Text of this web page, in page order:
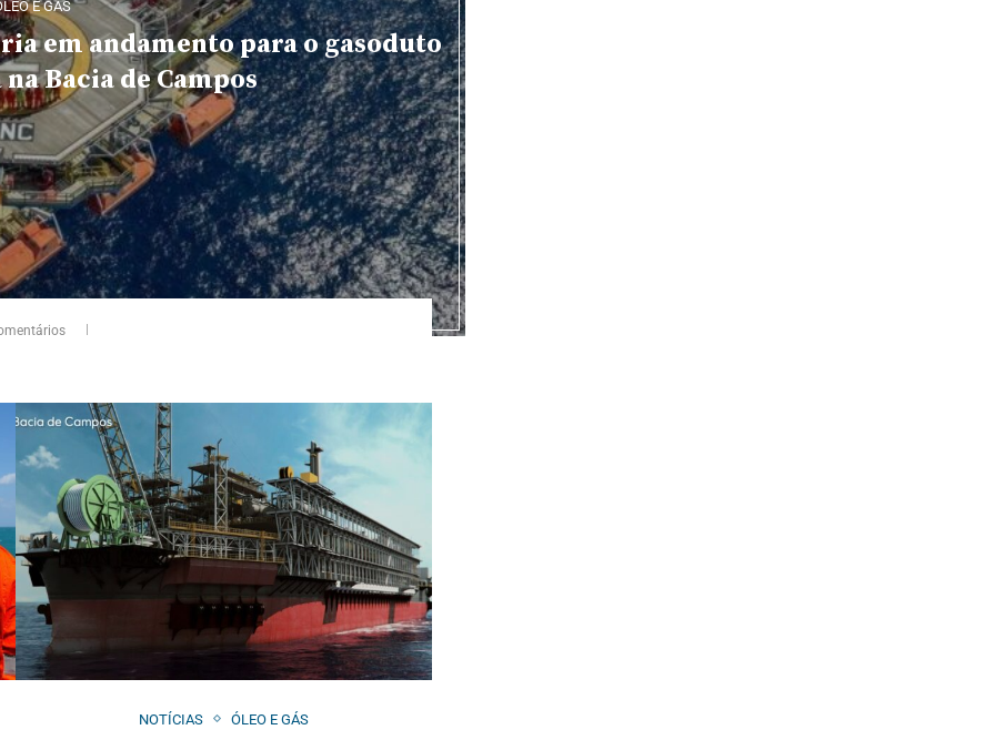
E GÁS
em andamento para o gasoduto
Bacia de Campos
NOTÍCIAS ÓLEO E GÁS